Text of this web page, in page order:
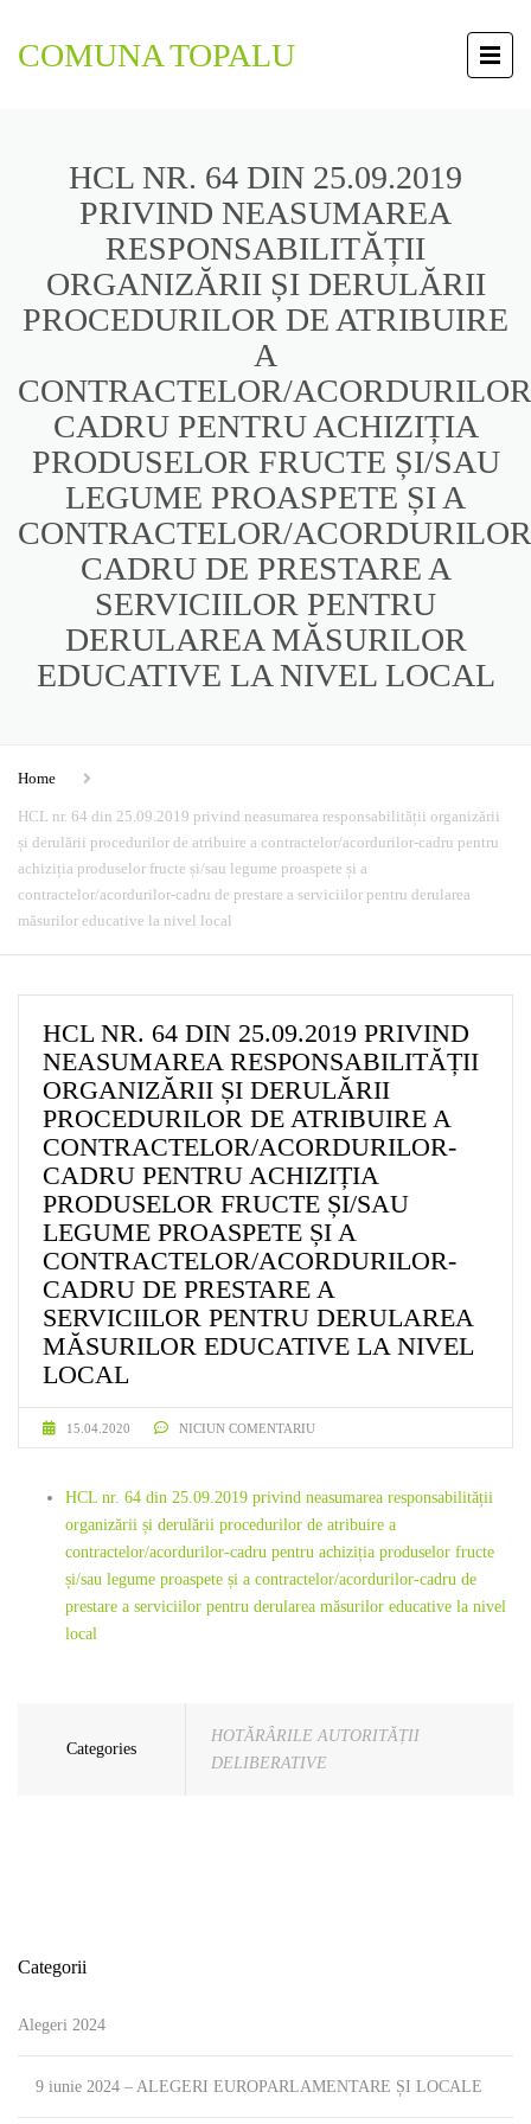
COMUNA TOPALU
HCL NR. 64 DIN 25.09.2019
PRIVIND NEASUMAREA
RESPONSABILITĂȚII
ORGANIZĂRII ȘI DERULĂRII
PROCEDURILOR DE ATRIBUIRE
A
CONTRACTELOR/
CADRU PENTRU ACHIZIȚIA
PRODUSELOR FRUCTE ȘI/SAU
LEGUME PROASPETE ȘI A
CONTRACTELOR/
CADRU DE PRESTARE A
SERVICIILOR PENTRU
DERULAREA MĂSURILOR
EDUCATIVE LA NIVEL LOCAL
Home
HCL nr. 64 din 25.09.2019 privind neasumarea responsabilității organizării
și derulării procedurilor de atribuire a contractelor/acordurilor-cadru pentru
achiziția produselor fructe și/sau legume proaspete și a
contractelor/acordurilor-cadru de prestare a serviciilor pentru derularea
măsurilor educative la nivel local
HCL NR. 64 DIN 25.09.2019 PRIVIND
NEASUMAREA RESPONSABILITĂȚII
ORGANIZĂRII ȘI DERULĂRII
PROCEDURILOR DE ATRIBUIRE A
CONTRACTELOR/ACORDURILOR-
CADRU PENTRU ACHIZIȚIA
PRODUSELOR FRUCTE ȘI/SAU
LEGUME PROASPETE ȘI A
CONTRACTELOR/ACORDURILOR-
CADRU DE PRESTARE A
SERVICIILOR PENTRU DERULAREA
MĂSURILOR EDUCATIVE LA NIVEL
LOCAL
15.04.2020 NICIUN COMENTARIU
HCL nr. 64 din 25.09.2019 privind neasumarea responsabilității
organizării și derulării procedurilor de atribuire a
contractelor/acordurilor-cadru pentru achiziția produselor fructe
și/sau legume proaspete și a contractelor/acordurilor-cadru de
prestare a serviciilor pentru derularea măsurilor educative la nivel
local
Categories
HOTĂRÂRILE AUTORITĂȚII
DELIBERATIVE
Categorii
Alegeri 2024
9 iunie 2024 – ALEGERI EUROPARLAMENTARE ȘI LOCALE